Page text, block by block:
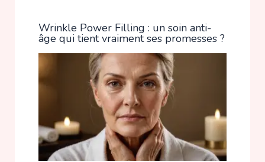
Wrinkle Power Filling : un soin anti-
âge qui tient vraiment ses promesses ?